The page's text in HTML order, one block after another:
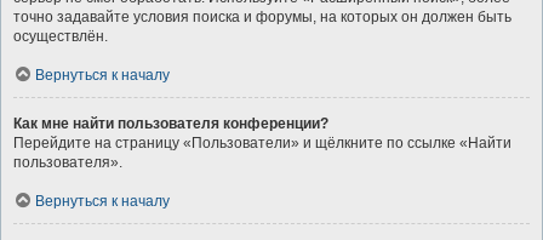
точно задавайте условия поиска и форумы, на которых он должен быть
осуществлён.
Вернуться к началу
Как мне найти пользователя конференции?
Перейдите на страницу «Пользователи» и щёлкните по ссылке «Найти
пользователя».
Вернуться к началу